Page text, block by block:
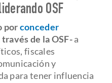
OSF
porconceder
través de la OSF-a
fiscales
y
para tener influencia